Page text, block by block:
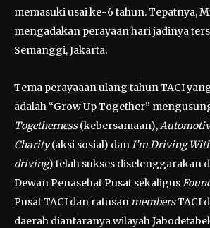
memasuki usai ke-6 tahun. Tepatnya,
mengadakan perayaan hari jadinya
Semanggi, Jakarta.
Tema perayaaan ulang tahun TACI
adalah “Grow Up Together”
Togetherness(kebersamaan),
Charity(aksi sosial) danI’m Driving
driving) telah sukses diselenggarakan
Dewan Penasehat Pusat sekaligus
Pusat TACI dan ratusanmembersTACI
daerah diantaranya wilayah